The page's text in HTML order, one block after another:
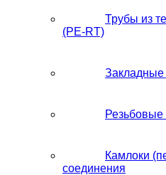
Трубы из
(PE-RT)
Закладные
Резьбовые
Камлоки
соединения